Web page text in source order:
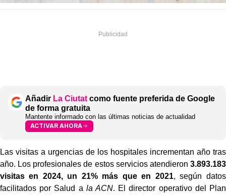
Añadir La Ciutat como fuente preferida de Google
de forma gratuita
Mantente informado con las últimas noticias de actualidad
ACTIVAR AHORA
Las visitas a urgencias de los hospitales incrementan año tras
año. Los profesionales de estos servicios atendieron 3.893.183
visitas en 2024, un 21% más que en 2021, según datos
facilitados por Salud a la ACN. El director operativo del Plan